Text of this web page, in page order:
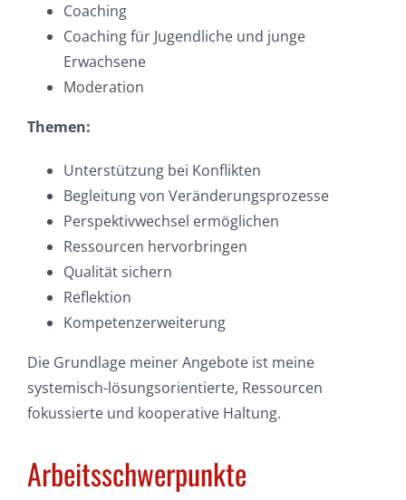
Coaching
Coaching für Jugendliche und junge
Erwachsene
Moderation
Themen:
Unterstützung bei Konflikten
Begleitung von Veränderungsprozesse
Perspektivwechsel ermöglichen
Ressourcen hervorbringen
Qualität sichern
Reflektion
Kompetenzerweiterung
Die Grundlage meiner Angebote ist meine
systemisch-lösungsorientierte, Ressourcen
fokussierte und kooperative Haltung.
Arbeitsschwerpunkte